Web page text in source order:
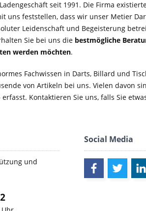
seit 1991. Die Firma
uns feststellen, dass wir unser Metier
Leidenschaft und Begeisterung
Sie bei uns die bestmögliche
werden möchten.
Fachwissen in Darts, Billard und
von Artikeln bei uns. Vielen davon
Kontaktieren Sie uns, falls Sie
und
Social Media